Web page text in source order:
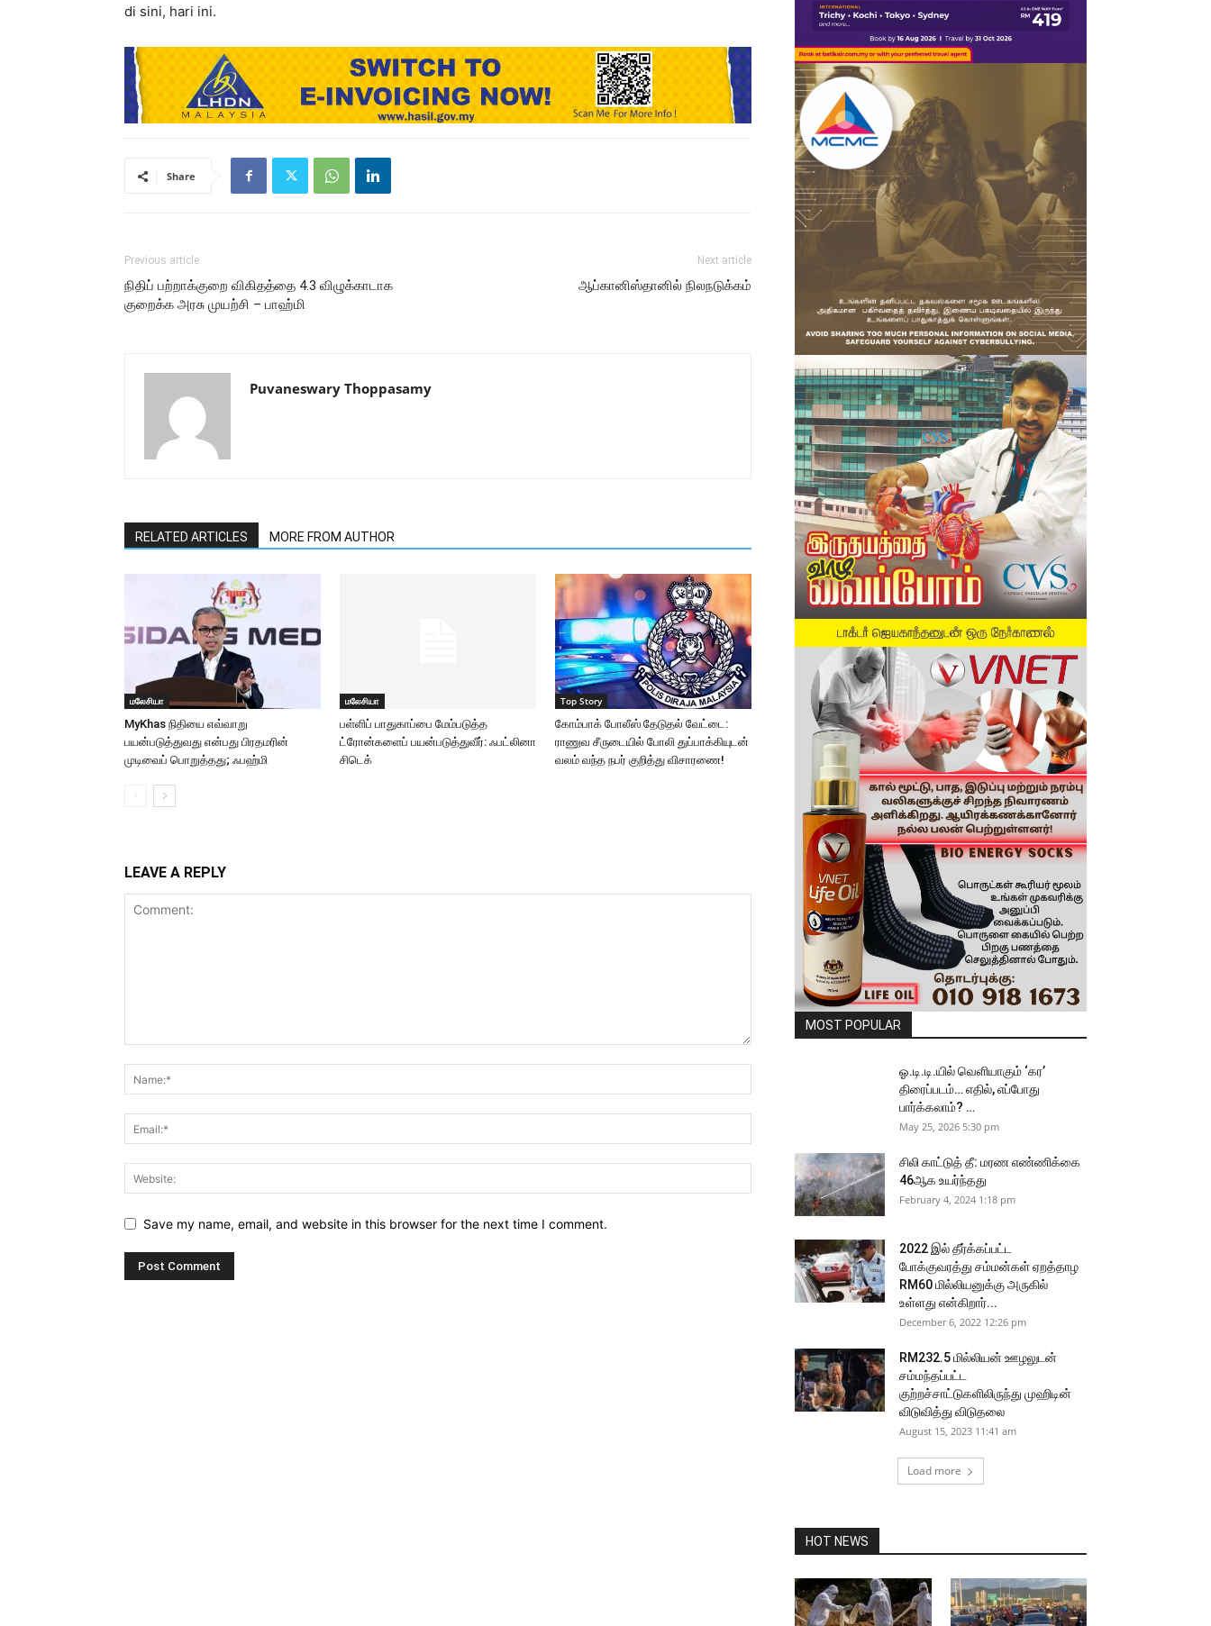
di sini, hari ini.
Share
Previous article
நிதிப் பற்றாக்குறை விகிதத்தை 4.3 விழுக்காடாக
குறைக்க அரசு முயற்சி – பாஹ்மி
Next article
ஆப்கானிஸ்தானில் நிலநடுக்கம்
Puvaneswary Thoppasamy
RELATED ARTICLES MORE FROM AUTHOR
மலேசியா
MyKhas நிதியை எவ்வாறு
பயன்படுத்துவது என்பது பிரதமரின்
முடிவைப் பொறுத்தது; ஃபஹ்மி
மலேசியா
பள்ளிப் பாதுகாப்பை மேம்படுத்த
ட்ரோன்களைப் பயன்படுத்துவீர்: ஃபட்லினா
சிடெக்
Top Story
கோம்பாக் போலீஸ் தேடுதல் வேட்டை:
ராணுவ சீருடையில் போலி துப்பாக்கியுடன்
வலம் வந்த நபர் குறித்து விசாரணை!
LEAVE A REPLY
Save my name, email, and website in this browser for the next time I comment.
MOST POPULAR
ஓ.டி.டி.யில் வெளியாகும் ‘கர’
திரைப்படம்… எதில், எப்போது
பார்க்கலாம்? …
May 25, 2026 5:30 pm
சிலி காட்டுத் தீ: மரண எண்ணிக்கை
46ஆக உயர்ந்தது
February 4, 2024 1:18 pm
2022 இல் தீர்க்கப்பட்ட
போக்குவரத்து சம்மன்கள் ஏறத்தாழ
RM60 மில்லியனுக்கு அருகில்
உள்ளது என்கிறார்...
December 6, 2022 12:26 pm
RM232.5 மில்லியன் ஊழலுடன்
சம்மந்தப்பட்ட
குற்றச்சாட்டுகளிலிருந்து முஹிடின்
விடுவித்து விடுதலை
August 15, 2023 11:41 am
Load more
HOT NEWS